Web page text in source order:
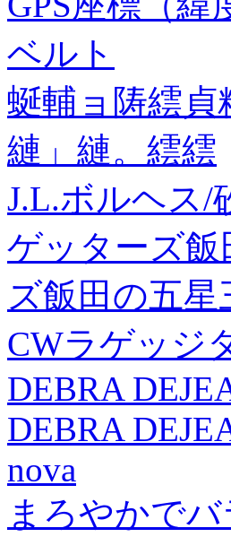
ベルト
蜒輔ョ陦繧
縺」縺。繧繧
J.L.ボルヘス/
ゲッターズ飯
ズ飯田の五星
CWラゲッジ
DEBRA
DEBRA
nova
まろやかで